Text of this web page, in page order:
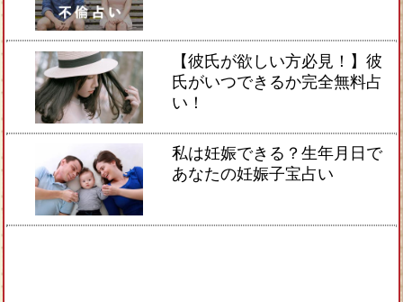
【彼氏が欲しい方必見！】彼
氏がいつできるか完全無料占
い！
私は妊娠できる？生年月日で
あなたの妊娠子宝占い